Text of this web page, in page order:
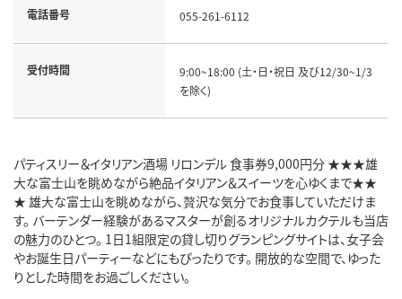
電話番号 055-261-6112
受付時間
9:00~18:00 (土・日・祝日 及び12/30~1/3
を除く)
パティスリー＆イタリアン酒場 リロンデル 食事券9,000円分 ★★★雄
大な富士山を眺めながら絶品イタリアン＆スイーツを心ゆくまで★★
★ 雄大な富士山を眺めながら、贅沢な気分でお食事していただけま
す。 バーテンダー経験があるマスターが創るオリジナルカクテルも当店
の魅力のひとつ。 1日1組限定の貸し切りグランピングサイトは、女子会
やお誕生日パーティーなどにもぴったりです。 開放的な空間で、ゆった
りとした時間をお過ごしください。